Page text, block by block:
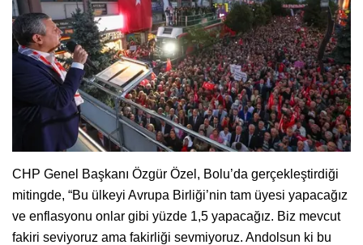
CHP Genel Başkanı Özgür Özel, Bolu’da gerçekleştirdiği
mitingde, “Bu ülkeyi Avrupa Birliği’nin tam üyesi yapacağız
ve enflasyonu onlar gibi yüzde 1,5 yapacağız. Biz mevcut
fakiri seviyoruz ama fakirliği sevmiyoruz. Andolsun ki bu